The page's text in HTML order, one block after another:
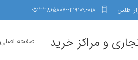
اطلس 05133865807-02191096018
و مراکز خرید صفحه اصلی